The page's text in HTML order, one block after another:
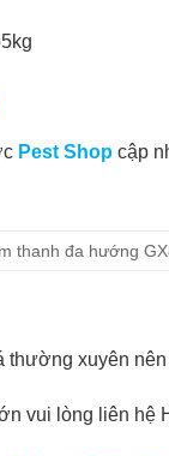
Pest Shop cập
thanh đa hướng
thường xuyên
vui lòng liên